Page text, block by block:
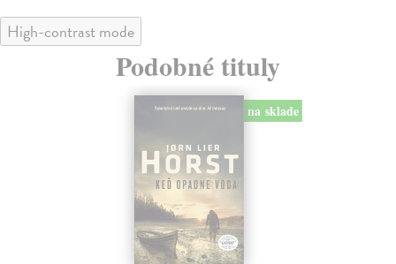
High-contrast mode
Podobné tituly
na sklade